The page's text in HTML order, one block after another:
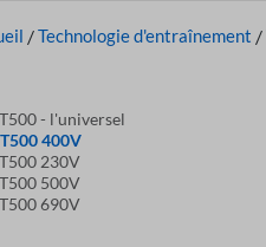
/Technologie d'entraînement /
- l'universel
400V
230V
500V
690V